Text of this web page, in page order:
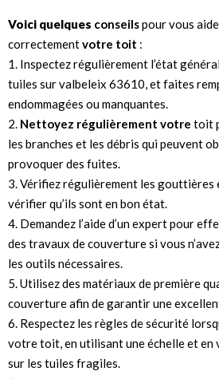
Voici quelques conseilspour vous
correctementvotre toit :
1. Inspectez régulièrement l’état
tuiles sur valbeleix 63610, et faites
endommagées ou manquantes.
2. Nettoyez régulièrement votre toit
les branches et les débris qui peuvent
provoquer des fuites.
3. Vérifiez régulièrement les gouttières
vérifier qu’ils sont en bon état.
4. Demandez l’aide d’un expert pour
des travaux de couverture si vous
les outils nécessaires.
5. Utilisez des matériaux de première
couverture afin de garantir une
6. Respectez les règles de sécurité
votre toit, en utilisant une échelle et en
sur les tuiles fragiles.